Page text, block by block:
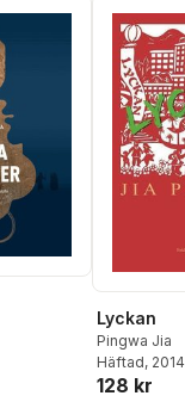
Lyckan
Pingwa Jia
Häftad, 2014
128 kr